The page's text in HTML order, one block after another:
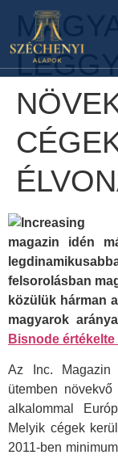
magazin idén
felsorolásban
közülük hárman
magyarok
Bisnode
Az Inc.
ütemben
alkalommal
Melyik cégek
2011-ben